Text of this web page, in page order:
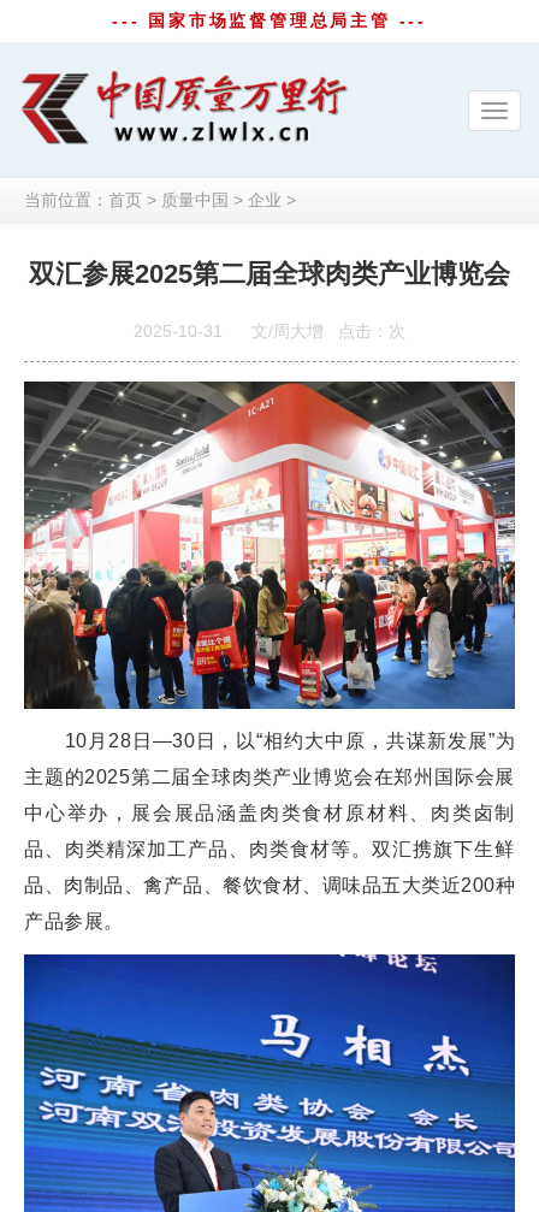
--- 国家市场监督管理总局主管 ---
当前位置： 首页 > 质量中国 > 企业 >
双汇参展2025第二届全球肉类产业博览会
2025-10-31 文/周大增 点击： 次
10月28日—30日，以“相约大中原，共谋新发展”为
主题的2025第二届全球肉类产业博览会在郑州国际会展
中心举办，展会展品涵盖肉类食材原材料、肉类卤制
品、肉类精深加工产品、肉类食材等。双汇携旗下生鲜
品、肉制品、禽产品、餐饮食材、调味品五大类近200种
产品参展。